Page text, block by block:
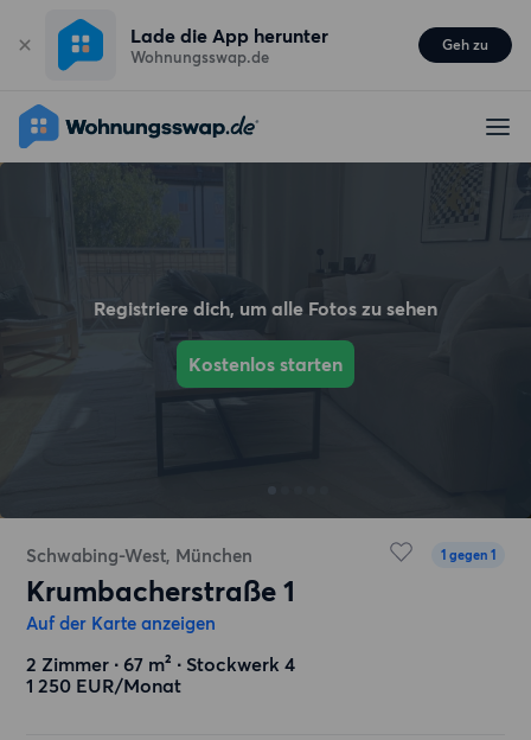
Lade die App herunter
Wohnungsswap.de
Geh zu
Registriere dich, um alle Fotos zu sehen
Kostenlos starten
Schwabing-West, München 1 gegen 1
Krumbacherstraße 1
Auf der Karte anzeigen
2 Zimmer ∙ 67 m² ∙ Stockwerk 4
1 250 EUR/Monat